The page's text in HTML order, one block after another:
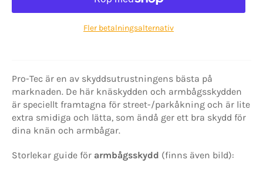
Fler betalningsalternativ
Pro-Tec är en av skyddsutrustningens bästa på
marknaden. De här knäskydden och armbågsskydden
är speciellt framtagna för street-/parkåkning och är lite
extra smidiga och lätta, som ändå ger ett bra skydd för
dina knän och armbågar.
Storlekar guide för armbågsskydd (finns även bild):